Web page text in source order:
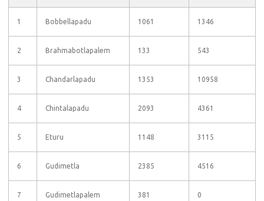
1 Bobbellapadu 1061 1346
2 Brahmabotlapalem 133 543
3 Chandarlapadu 1353 10958
4 Chintalapadu 2093 4361
5 Eturu 1148 3115
6 Gudimetla 2385 4516
7 Gudimetlapalem 381 0